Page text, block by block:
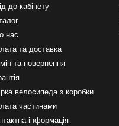
до кабінету
нас
та доставка
та повернення
велосипеда з коробки
частинами
інформація